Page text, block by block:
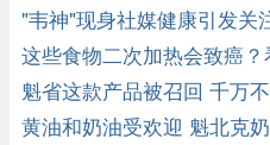
"韦神"现身社媒健康引发关
这些食物二次加热会致癌
魁省这款产品被召回 千万
黄油和奶油受欢迎 魁北克